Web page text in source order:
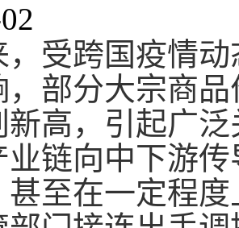
，受跨国疫情
，部分大宗商
新高，引起广
业链向中下游
甚至在一定程